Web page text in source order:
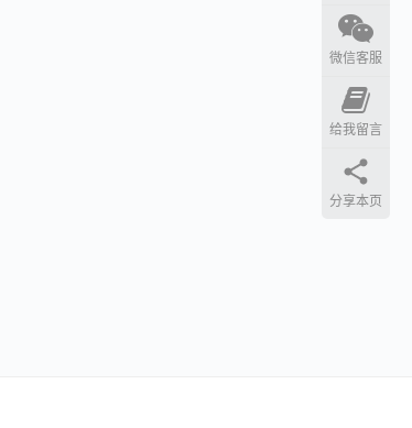
微信客服
给我留言
分享本页